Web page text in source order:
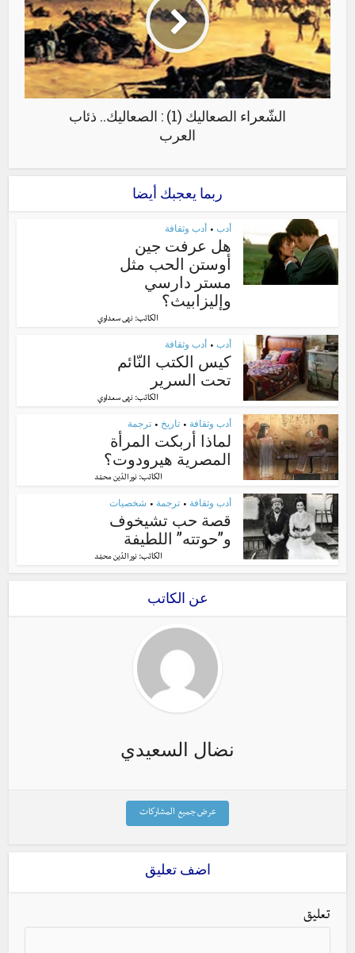
الشّعراء الصعاليك (1) : الصعاليك.. ذئاب
العرب
ربما يعجبك أيضا
أدب • أدب وثقافة
هل عرفت جين
أوستن الحب مثل
مستر دارسي
وإليزابيث؟
الكاتب: نهى سعداوي
أدب • أدب وثقافة
كيس الكتب النّائم
تحت السرير
الكاتب: نهى سعداوي
أدب وثقافة • تاريخ • ترجمة
لماذا أربكت المرأة
المصرية هيرودوت؟
الكاتب:نور الدّين محمّد
أدب وثقافة • ترجمة • شخصيات
قصة حب تشيخوف
و”حوتته” اللطيفة
الكاتب:نور الدّين محمّد
عن الكاتب
نضال السعيدي
عرض جميع المشاركات
اضف تعليق
تعليق